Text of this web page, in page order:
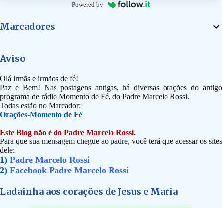
Powered by
Marcadores
Aviso
Olá irmãs e irmãos de fé!
Paz e Bem! Nas postagens antigas, há diversas orações do antigo
programa de rádio Momento de Fé, do Padre Marcelo Rossi.
Todas estão no Marcador:
Orações-Momento de Fé
Este Blog não é do Padre Marcelo Rossi.
Para que sua mensagem chegue ao padre, você terá que acessar os sites
dele:
1) Padre Marcelo Rossi
2) Facebook Padre Marcelo Rossi
Ladainha aos corações de Jesus e Maria